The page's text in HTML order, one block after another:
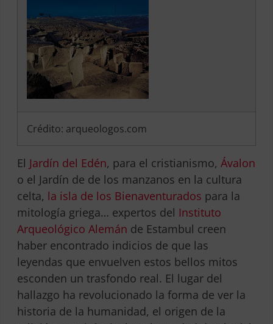
Crédito: arqueologos.com
El Jardín del Edén, para el cristianismo, Ávalon
o el Jardín de de los manzanos en la cultura
celta, la isla de los Bienaventurados para la
mitología griega… expertos del Instituto
Arqueológico Alemán de Estambul creen
haber encontrado indicios de que las
leyendas que envuelven estos bellos mitos
esconden un trasfondo real. El lugar del
hallazgo ha revolucionado la forma de ver la
historia de la humanidad, el origen de la